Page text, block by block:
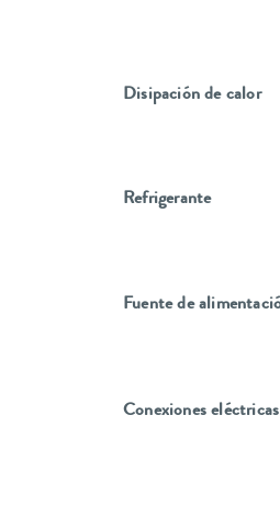
Disipación de calor
Refrigerante
Fuente de
Conexiones eléctricas